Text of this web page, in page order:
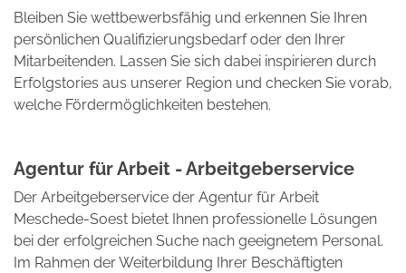
Bleiben Sie wettbewerbsfähig und erkennen Sie Ihren
persönlichen Qualifizierungsbedarf oder den Ihrer
Mitarbeitenden. Lassen Sie sich dabei inspirieren durch
Erfolgstories aus unserer Region und checken Sie vorab,
welche Fördermöglichkeiten bestehen.
Agentur für Arbeit - Arbeitgeberservice
Der Arbeitgeberservice der Agentur für Arbeit
Meschede-Soest bietet Ihnen professionelle Lösungen
bei der erfolgreichen Suche nach geeignetem Personal.
Im Rahmen der Weiterbildung Ihrer Beschäftigten